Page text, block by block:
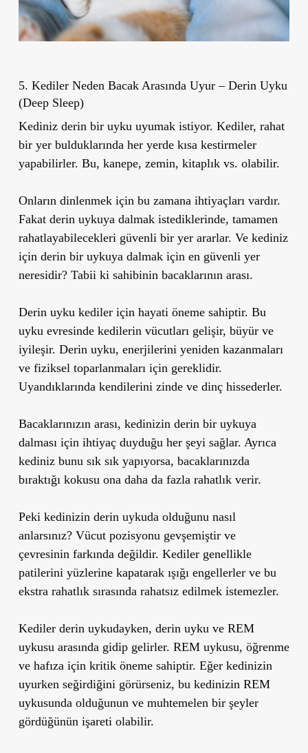
5. Kediler Neden Bacak Arasında Uyur – Derin Uyku
(Deep Sleep)
Kediniz derin bir uyku uyumak istiyor. Kediler, rahat
bir yer bulduklarında her yerde kısa kestirmeler
yapabilirler. Bu, kanepe, zemin, kitaplık vs. olabilir.
Onların dinlenmek için bu zamana ihtiyaçları vardır.
Fakat derin uykuya dalmak istediklerinde, tamamen
rahatlayabilecekleri güvenli bir yer ararlar. Ve kediniz
için derin bir uykuya dalmak için en güvenli yer
neresidir? Tabii ki sahibinin bacaklarının arası.
Derin uyku kediler için hayati öneme sahiptir. Bu
uyku evresinde kedilerin vücutları gelişir, büyür ve
iyileşir. Derin uyku, enerjilerini yeniden kazanmaları
ve fiziksel toparlanmaları için gereklidir.
Uyandıklarında kendilerini zinde ve dinç hissederler.
Bacaklarınızın arası, kedinizin derin bir uykuya
dalması için ihtiyaç duyduğu her şeyi sağlar. Ayrıca
kediniz bunu sık sık yapıyorsa, bacaklarınızda
bıraktığı kokusu ona daha da fazla rahatlık verir.
Peki kedinizin derin uykuda olduğunu nasıl
anlarsınız? Vücut pozisyonu gevşemiştir ve
çevresinin farkında değildir. Kediler genellikle
patilerini yüzlerine kapatarak ışığı engellerler ve bu
ekstra rahatlık sırasında rahatsız edilmek istemezler.
Kediler derin uykudayken, derin uyku ve REM
uykusu arasında gidip gelirler. REM uykusu, öğrenme
ve hafıza için kritik öneme sahiptir. Eğer kedinizin
uyurken seğirdiğini görürseniz, bu kedinizin REM
uykusunda olduğunun ve muhtemelen bir şeyler
gördüğünün işareti olabilir.